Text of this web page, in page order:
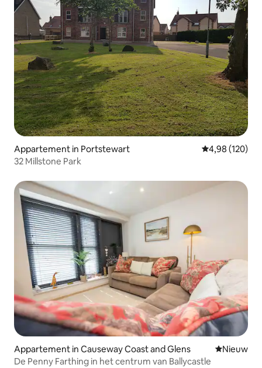
Appartement in Portstewart Gemiddelde
4,98 (120)
32 Millstone Park
Appartement in Causeway Coast and Glens Nieuwe
Nieuw
De Penny Farthing in het centrum van Ballycastle